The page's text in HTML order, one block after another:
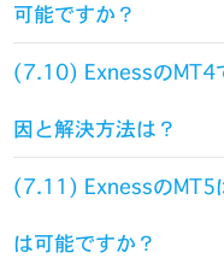
可能ですか？
(7.10) ExnessのMT4
因と解決方法は？
(7.11) ExnessのMT5
は可能ですか？